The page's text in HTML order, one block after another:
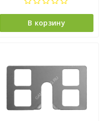
В корзину